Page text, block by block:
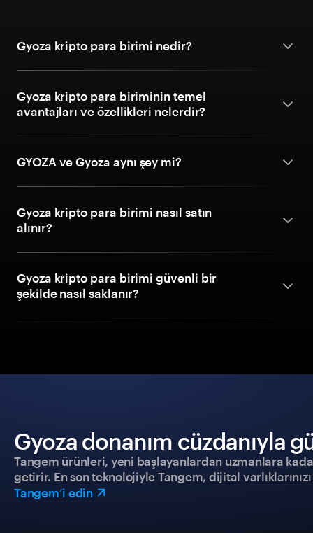
Gyoza kripto para birimi nedir?
Gyoza kripto para biriminin temel
avantajları ve özellikleri nelerdir?
GYOZA ve Gyoza aynı şey mi?
Gyoza kripto para birimi nasıl satın
alınır?
Gyoza kripto para birimi güvenli bir
şekilde nasıl saklanır?
Gyoza donanım cüzdanıyla
Tangem ürünleri, yeni başlayanlardan uzmanlara
getirir. En son teknolojiyle Tangem, dijital
Tangem’i edin